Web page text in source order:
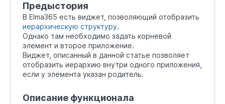
Предыстория
В Elma365 есть виджет, позволяющий отобразить
иерархическую структуру.
Однако там необходимо задать корневой
элемент и второе приложение.
Виджет, описанный в данной статье позволяет
отобразить иерархию внутри одного приложения,
если у элемента указан родитель.
Описание функционала